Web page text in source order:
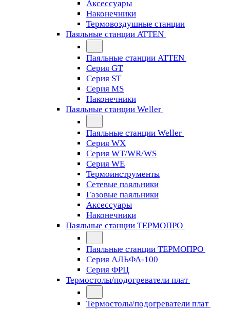
Аксессуары
Наконечники
Термовоздушные станции
Паяльные станции ATTEN
Паяльные станции ATTEN
Серия GT
Серия ST
Серия MS
Наконечники
Паяльные станции Weller
Паяльные станции Weller
Серия WX
Серия WT/WR/WS
Серия WE
Термоинструменты
Сетевые паяльники
Газовые паяльники
Аксессуары
Наконечники
Паяльные станции ТЕРМОПРО
Паяльные станции ТЕРМОПРО
Серия АЛЬФА-100
Серия ФРЦ
Термостолы/подогреватели плат
Термостолы/подогреватели плат